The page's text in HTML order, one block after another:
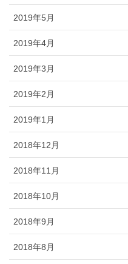
2019年5月
2019年4月
2019年3月
2019年2月
2019年1月
2018年12月
2018年11月
2018年10月
2018年9月
2018年8月